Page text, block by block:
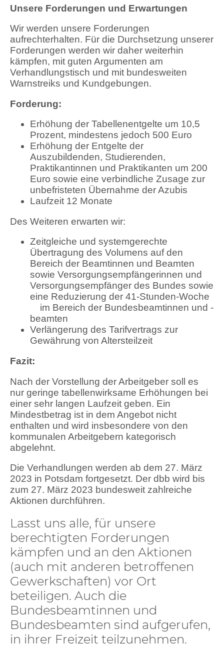
Unsere Forderungen und Erwartungen
Wir werden unsere Forderungen
aufrechterhalten. Für die Durchsetzung unserer
Forderungen werden wir daher weiterhin
kämpfen, mit guten Argumenten am
Verhandlungstisch und mit bundesweiten
Warnstreiks und Kundgebungen.
Forderung:
Erhöhung der Tabellenentgelte um 10,5
Prozent, mindestens jedoch 500 Euro
Erhöhung der Entgelte der
Auszubildenden, Studierenden,
Praktikantinnen und Praktikanten um 200
Euro sowie eine verbindliche Zusage zur
unbefristeten Übernahme der Azubis
Laufzeit 12 Monate
Des Weiteren erwarten wir:
Zeitgleiche und systemgerechte
Übertragung des Volumens auf den
Bereich der Beamtinnen und Beamten
sowie Versorgungsempfängerinnen und
Versorgungsempfänger des Bundes sowie
eine Reduzierung der 41-Stunden-Woche
im Bereich der Bundesbeamtinnen und -
beamten
Verlängerung des Tarifvertrags zur
Gewährung von Altersteilzeit
Fazit:
Nach der Vorstellung der Arbeitgeber soll es
nur geringe tabellenwirksame Erhöhungen bei
einer sehr langen Laufzeit geben. Ein
Mindestbetrag ist in dem Angebot nicht
enthalten und wird insbesondere von den
kommunalen Arbeitgebern kategorisch
abgelehnt.
Die Verhandlungen werden ab dem 27. März
2023 in Potsdam fortgesetzt. Der dbb wird bis
zum 27. März 2023 bundesweit zahlreiche
Aktionen durchführen.
Lasst uns alle, für unsere
berechtigten Forderungen
kämpfen und an den Aktionen
(auch mit anderen betroffenen
Gewerkschaften) vor Ort
beteiligen. Auch die
Bundesbeamtinnen und
Bundesbeamten sind aufgerufen,
in ihrer Freizeit teilzunehmen.